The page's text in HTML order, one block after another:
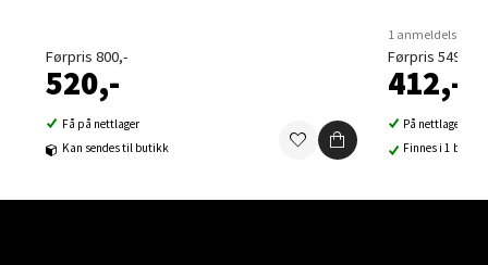
Førpris 800,-
520,-
Få på nettlager
Kan sendes til butikk
1 anmeldelse
Førpris 549,-
412,-
På nettlager
Finnes i 1 butikk
Ski Storsenter, Jernbanesvingen 6, 1400 Ski
Åpent i dag 10-19
0 i butikk
Velg